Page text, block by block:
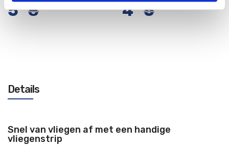
5 8 4 5
Details
Snel van vliegen af met een handige
vliegenstrip